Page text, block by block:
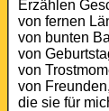
Erzählen
von fernen
von bunten
von
von
von Freunden,
die sie für